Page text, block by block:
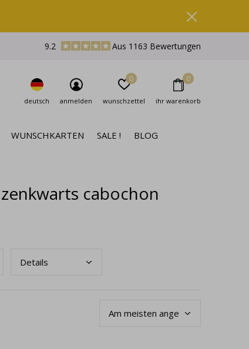
WUNSCHKARTEN SALE ! BLOG
deutsch anmelden wunschzettel
0
ihr warenkorb
0
9.2 Aus 1163 Bewertungen
cabochon
Details